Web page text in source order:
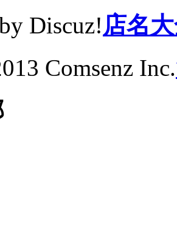
Discuz!店名
Comsenz Inc.